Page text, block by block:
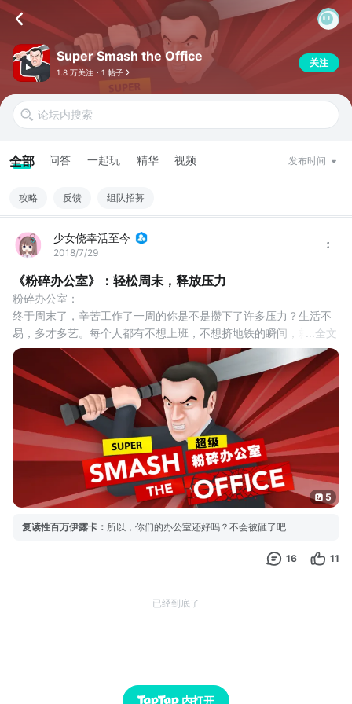
Super Smash the Office
1.8 万关注 1 帖子
关注
全部 问答 一起玩 精华 视频 发布时间
攻略 反馈 组队招募
少女侥幸活至今
2018/7/29
《粉碎办公室》：轻松周末，释放压力
粉碎办公室：
终于周末了，辛苦工作了一周的你是不是攒下了许多压力？生活不
易，多才多艺。每个人都有不想上班，不想挤地铁的瞬间，就像上
学时候想要毁灭学校，上班了也想毁灭办公室。
在《粉碎办公室》中，你将扮演一位正在办公室加班的程序员史蒂
夫，辛苦加班了一夜后，情绪瞬间爆炸。游戏的过程中，你什么都
不用想，只需要拿起斧头，砍碎这些办公桌办公椅！而且游戏有时
间限制哦，需要越快毁掉办公室越好。
因为时间要求，所
全文
5
复读性百万伊露卡 ： 所以，你们的办公室还好吗？不会被砸了吧
16 11
已经到底了
内打开